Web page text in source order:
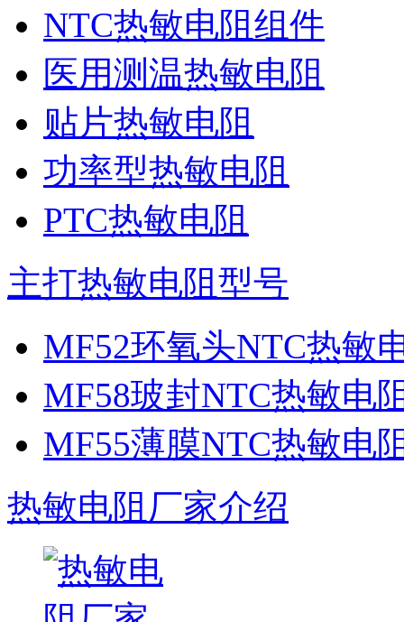
NTC热敏电阻组件
医用测温热敏电阻
贴片热敏电阻
功率型热敏电阻
PTC热敏电阻
主打热敏电阻型号
MF52环氧头NTC热敏
MF58玻封NTC热敏电
MF55薄膜NTC热敏电
热敏电阻厂家介绍